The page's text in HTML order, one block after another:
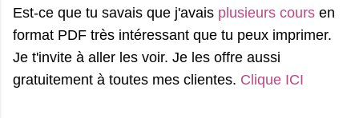
Est-ce que tu savais que j'avais plusieurs cours en
format PDF très intéressant que tu peux imprimer.
Je t'invite à aller les voir. Je les offre aussi
gratuitement à toutes mes clientes. Clique ICI